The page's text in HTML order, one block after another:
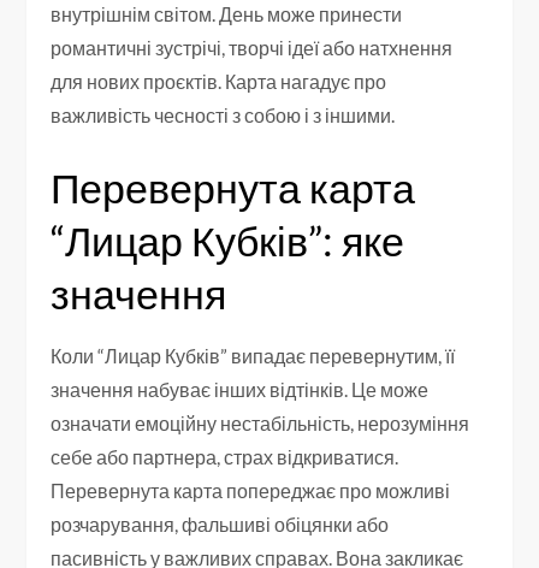
внутрішнім світом. День може принести
романтичні зустрічі, творчі ідеї або натхнення
для нових проєктів. Карта нагадує про
важливість чесності з собою і з іншими.
Перевернута карта
“Лицар Кубків”: яке
значення
Коли “Лицар Кубків” випадає перевернутим, її
значення набуває інших відтінків. Це може
означати емоційну нестабільність, нерозуміння
себе або партнера, страх відкриватися.
Перевернута карта попереджає про можливі
розчарування, фальшиві обіцянки або
пасивність у важливих справах. Вона закликає